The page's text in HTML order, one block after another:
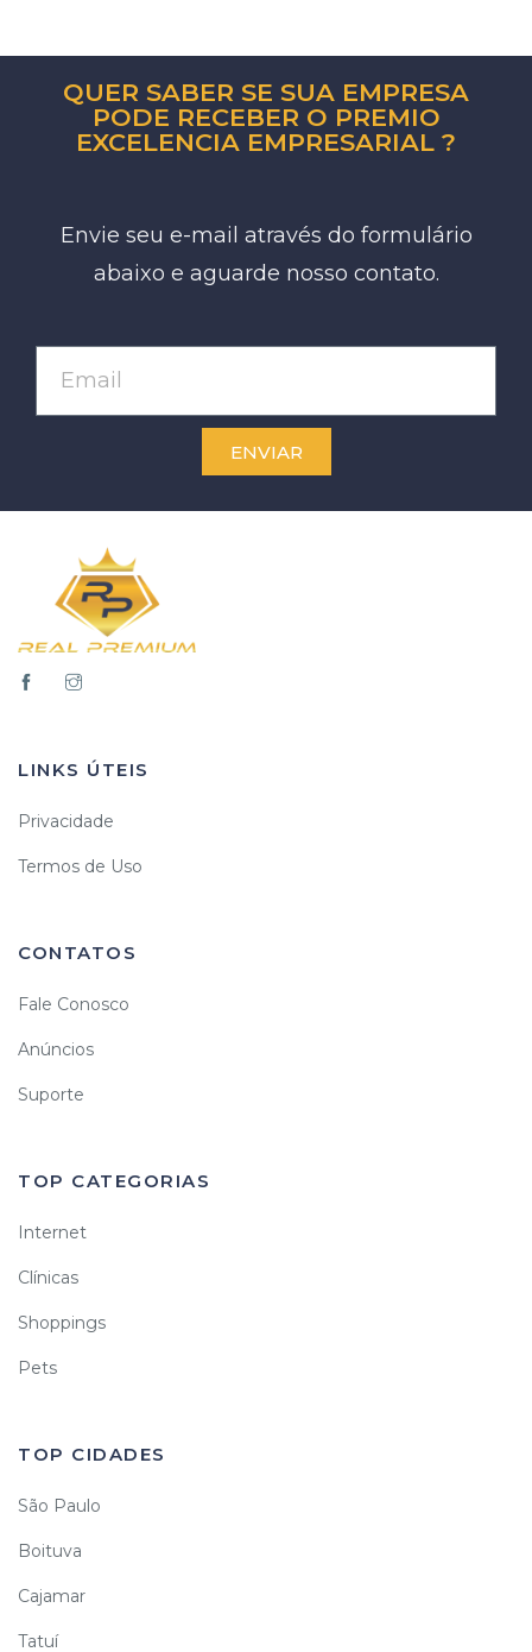
QUER SABER SE SUA EMPRESA
PODE RECEBER O PREMIO
EXCELENCIA EMPRESARIAL ?
Envie seu e-mail através do formulário
abaixo e aguarde nosso contato.
ENVIAR
LINKS ÚTEIS
Privacidade
Termos de Uso
CONTATOS
Fale Conosco
Anúncios
Suporte
TOP CATEGORIAS
Internet
Clínicas
Shoppings
Pets
TOP CIDADES
São Paulo
Boituva
Cajamar
Tatuí